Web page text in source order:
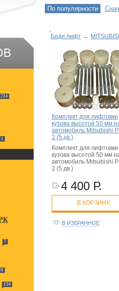
234
7
134
По популярности
Боди лифт →
Комплект для лифтовки
кузова высотой 50 мм
автомобиль Mitsubishi
2 (5 дв.)
Комплект для лифтовки
кузова высотой 50 мм
автомобиль Mitsubishi
2 (5 дв.)
4 400 Р.
В КОРЗИНУ
В ИЗБРАННОЕ